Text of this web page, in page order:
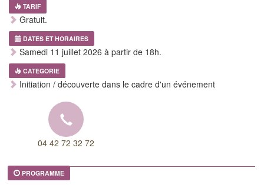
TARIF
Gratuit.
DATES ET HORAIRES
Samedi 11 juillet 2026 à partir de 18h.
CATEGORIE
Initiation / découverte dans le cadre d'un événement
04 42 72 32 72
PROGRAMME